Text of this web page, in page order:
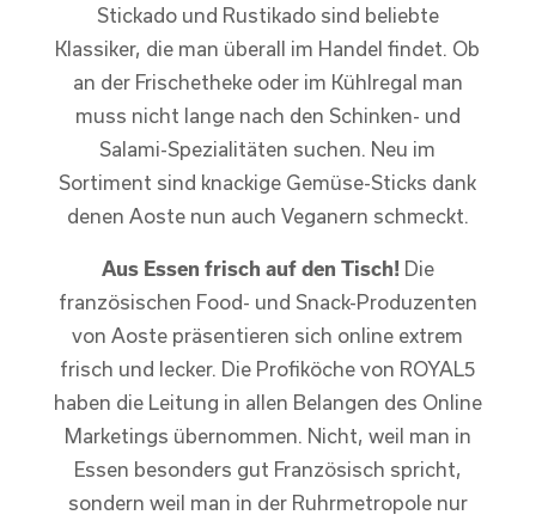
Stickado und Rustikado sind beliebte
Klassiker, die man überall im Handel findet. Ob
an der Frischetheke oder im Kühlregal man
muss nicht lange nach den Schinken- und
Salami-Spezialitäten suchen. Neu im
Sortiment sind knackige Gemüse-Sticks dank
denen Aoste nun auch Veganern schmeckt.
Aus Essen frisch auf den Tisch!Die
französischen Food- und Snack-Produzenten
von Aoste präsentieren sich online extrem
frisch und lecker. Die Profiköche von ROYAL5
haben die Leitung in allen Belangen des Online
Marketings übernommen. Nicht, weil man in
Essen besonders gut Französisch spricht,
sondern weil man in der Ruhrmetropole nur